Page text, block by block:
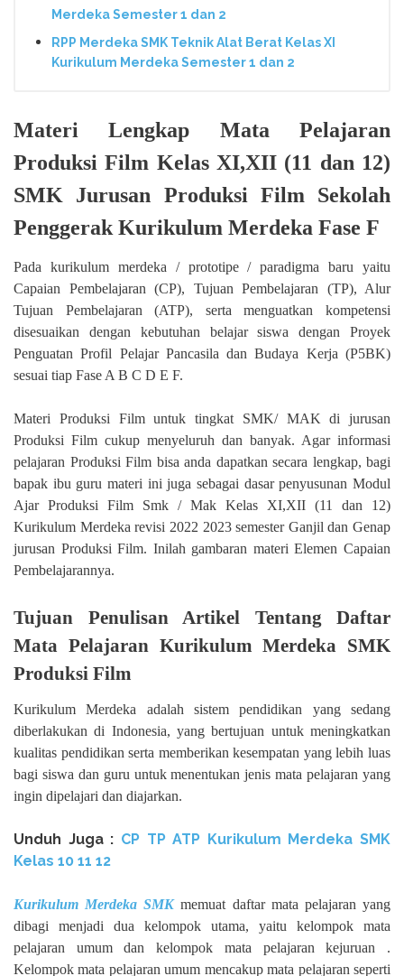
Merdeka Semester 1 dan 2
RPP Merdeka SMK Teknik Alat Berat Kelas XI
Kurikulum Merdeka Semester 1 dan 2
Materi Lengkap Mata Pelajaran
Produksi Film Kelas XI,XII (11 dan 12)
SMK Jurusan Produksi Film Sekolah
Penggerak Kurikulum Merdeka Fase F
Pada kurikulum merdeka / prototipe / paradigma baru yaitu
Capaian Pembelajaran (CP), Tujuan Pembelajaran (TP), Alur
Tujuan Pembelajaran (ATP), serta menguatkan kompetensi
disesuaikan dengan kebutuhan belajar siswa dengan Proyek
Penguatan Profil Pelajar Pancasila dan Budaya Kerja (P5BK)
sesuai tiap Fase A B C D E F.
Materi Produksi Film untuk tingkat SMK/ MAK di jurusan
Produksi Film cukup menyeluruh dan banyak. Agar informasi
pelajaran Produksi Film bisa anda dapatkan secara lengkap, bagi
bapak ibu guru materi ini juga sebagai dasar penyusunan Modul
Ajar Produksi Film Smk / Mak Kelas XI,XII (11 dan 12)
Kurikulum Merdeka revisi 2022 2023 semester Ganjil dan Genap
jurusan Produksi Film. Inilah gambaran materi Elemen Capaian
Pembelajarannya.
Tujuan Penulisan Artikel Tentang Daftar
Mata Pelajaran Kurikulum Merdeka SMK
Produksi Film
Kurikulum Merdeka adalah sistem pendidikan yang sedang
diberlakukan di Indonesia, yang bertujuan untuk meningkatkan
kualitas pendidikan serta memberikan kesempatan yang lebih luas
bagi siswa dan guru untuk menentukan jenis mata pelajaran yang
ingin dipelajari dan diajarkan.
Unduh Juga : CP TP ATP Kurikulum Merdeka SMK
Kelas 10 11 12
Kurikulum Merdeka SMKmemuat daftar mata pelajaran yang
dibagi menjadi dua kelompok utama, yaitu kelompok mata
pelajaran umum dan kelompok mata pelajaran kejuruan .
Kelompok mata pelajaran umum mencakup mata pelajaran seperti